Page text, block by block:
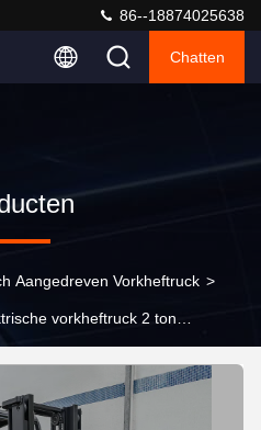
86--18874025638
Chatten
Aangedreven Vorkheftruck >
vorkheftruck 2 ton